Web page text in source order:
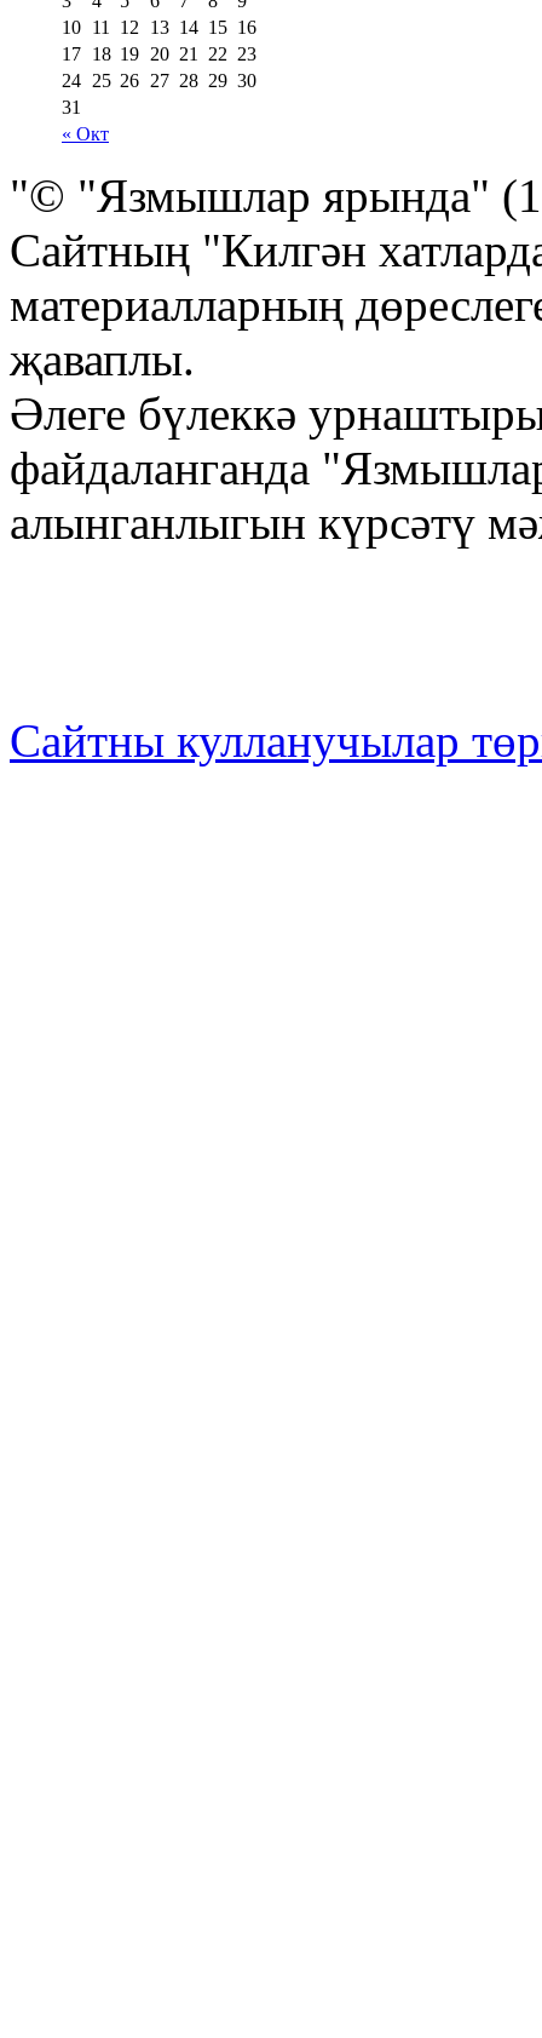
« Окт
10 11 12 13 14 15 16
17 18 19 20 21 22 23
24 25 26 27 28 29 30
31
"© "Язмышлар ярында"
Сайтның "Килгән
материалларның
җаваплы.
Әлеге бүлеккә
файдаланганда
алынганлыгын күрсәтү
Сайтны кулланучылар